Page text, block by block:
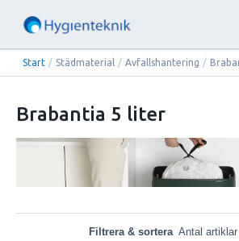
Start / Städmaterial / Avfallshantering /
Brabantia 5 liter
Filtrera & sortera Antal